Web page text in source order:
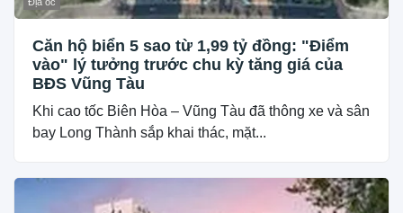
Địa ốc
Căn hộ biển 5 sao từ 1,99 tỷ đồng: "Điểm
vào" lý tưởng trước chu kỳ tăng giá của
BĐS Vũng Tàu
Khi cao tốc Biên Hòa – Vũng Tàu đã thông xe và sân
bay Long Thành sắp khai thác, mặt...